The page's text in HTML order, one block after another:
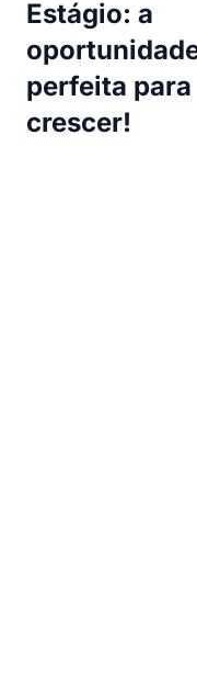
Estágio: a
perfeita para
crescer!